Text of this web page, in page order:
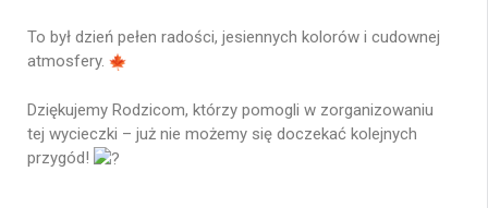
To był dzień pełen radości, jesiennych kolorów i cudownej
atmosfery.
Dziękujemy Rodzicom, którzy pomogli w zorganizowaniu
tej wycieczki – już nie możemy się doczekać kolejnych
przygód!